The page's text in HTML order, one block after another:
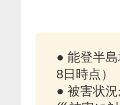
● 能登半
8日時点）
● 被害状